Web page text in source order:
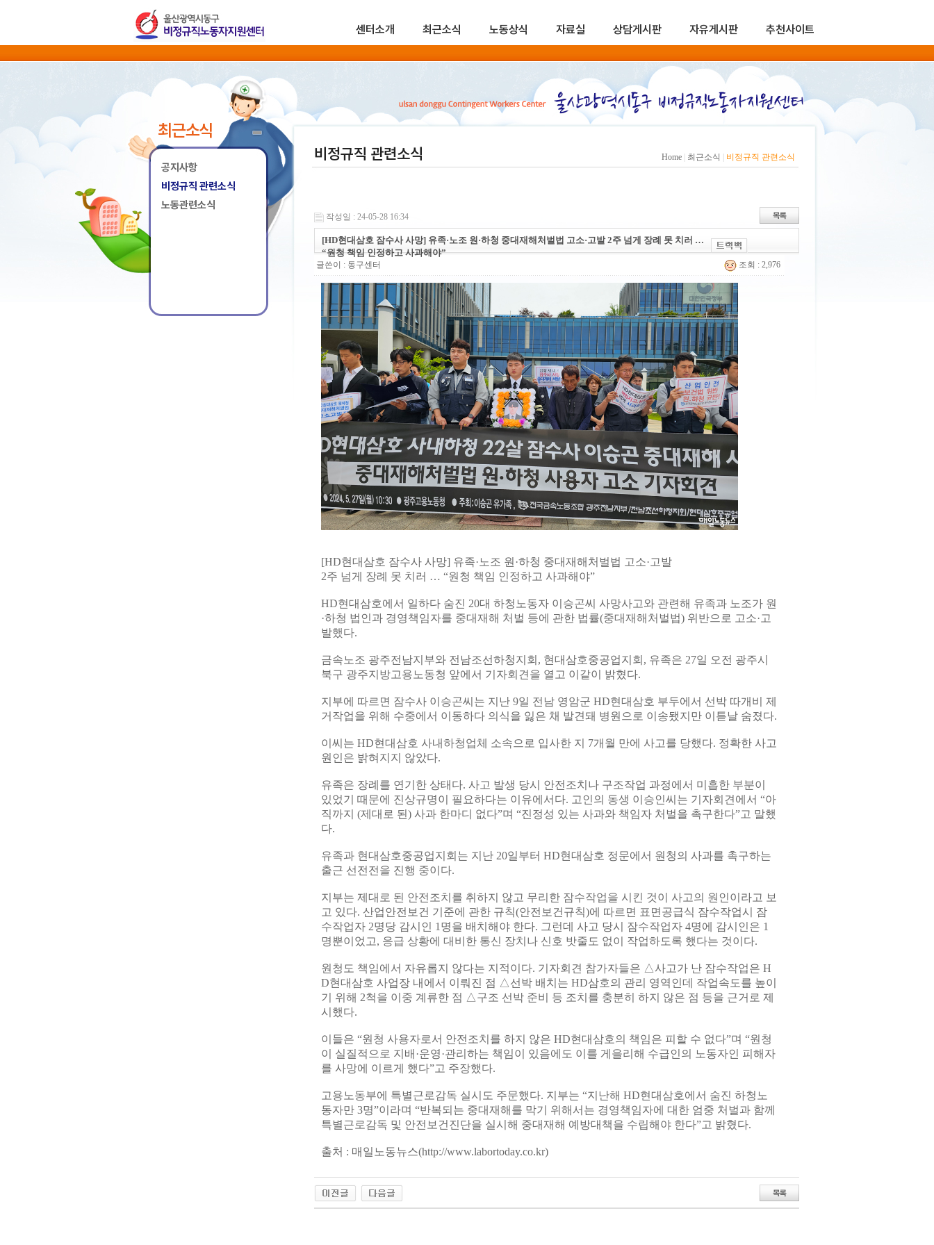
센터소개 최근소식 노동상식 자료실 상담게시판 자유게시판 추천사이트
최근소식
공지사항
비정규직 관련소식
노동관련소식
비정규직 관련소식 Home 최근소식 비정규직 관련소식
작성일 : 24-05-28 16:34
[HD현대삼호 잠수사 사망] 유족·노조 원·하청 중대재해처벌법 고소·고발 2주 넘게 장례 못 치러 …
“원청 책임 인정하고 사과해야”
글쓴이 : 동구센터 조회 : 2,976
[HD현대삼호 잠수사 사망] 유족·노조 원·하청 중대재해처벌법 고소·고발
2주 넘게 장례 못 치러 … “원청 책임 인정하고 사과해야”
HD현대삼호에서 일하다 숨진 20대 하청노동자 이승곤씨 사망사고와 관련해 유족과 노조가 원
·하청 법인과 경영책임자를 중대재해 처벌 등에 관한 법률(중대재해처벌법) 위반으로 고소·고
발했다.
금속노조 광주전남지부와 전남조선하청지회, 현대삼호중공업지회, 유족은 27일 오전 광주시
북구 광주지방고용노동청 앞에서 기자회견을 열고 이같이 밝혔다.
지부에 따르면 잠수사 이승곤씨는 지난 9일 전남 영암군 HD현대삼호 부두에서 선박 따개비 제
거작업을 위해 수중에서 이동하다 의식을 잃은 채 발견돼 병원으로 이송됐지만 이튿날 숨졌다.
이씨는 HD현대삼호 사내하청업체 소속으로 입사한 지 7개월 만에 사고를 당했다. 정확한 사고
원인은 밝혀지지 않았다.
유족은 장례를 연기한 상태다. 사고 발생 당시 안전조치나 구조작업 과정에서 미흡한 부분이
있었기 때문에 진상규명이 필요하다는 이유에서다. 고인의 동생 이승인씨는 기자회견에서 “아
직까지 (제대로 된) 사과 한마디 없다”며 “진정성 있는 사과와 책임자 처벌을 촉구한다”고 말했
다.
유족과 현대삼호중공업지회는 지난 20일부터 HD현대삼호 정문에서 원청의 사과를 촉구하는
출근 선전전을 진행 중이다.
지부는 제대로 된 안전조치를 취하지 않고 무리한 잠수작업을 시킨 것이 사고의 원인이라고 보
고 있다. 산업안전보건 기준에 관한 규칙(안전보건규칙)에 따르면 표면공급식 잠수작업시 잠
수작업자 2명당 감시인 1명을 배치해야 한다. 그런데 사고 당시 잠수작업자 4명에 감시인은 1
명뿐이었고, 응급 상황에 대비한 통신 장치나 신호 밧줄도 없이 작업하도록 했다는 것이다.
원청도 책임에서 자유롭지 않다는 지적이다. 기자회견 참가자들은 △사고가 난 잠수작업은 H
D현대삼호 사업장 내에서 이뤄진 점 △선박 배치는 HD삼호의 관리 영역인데 작업속도를 높이
기 위해 2척을 이중 계류한 점 △구조 선박 준비 등 조치를 충분히 하지 않은 점 등을 근거로 제
시했다.
이들은 “원청 사용자로서 안전조치를 하지 않은 HD현대삼호의 책임은 피할 수 없다”며 “원청
이 실질적으로 지배·운영·관리하는 책임이 있음에도 이를 게을리해 수급인의 노동자인 피해자
를 사망에 이르게 했다”고 주장했다.
고용노동부에 특별근로감독 실시도 주문했다. 지부는 “지난해 HD현대삼호에서 숨진 하청노
동자만 3명”이라며 “반복되는 중대재해를 막기 위해서는 경영책임자에 대한 엄중 처벌과 함께
특별근로감독 및 안전보건진단을 실시해 중대재해 예방대책을 수립해야 한다”고 밝혔다.
출처 : 매일노동뉴스(http://www.labortoday.co.kr)